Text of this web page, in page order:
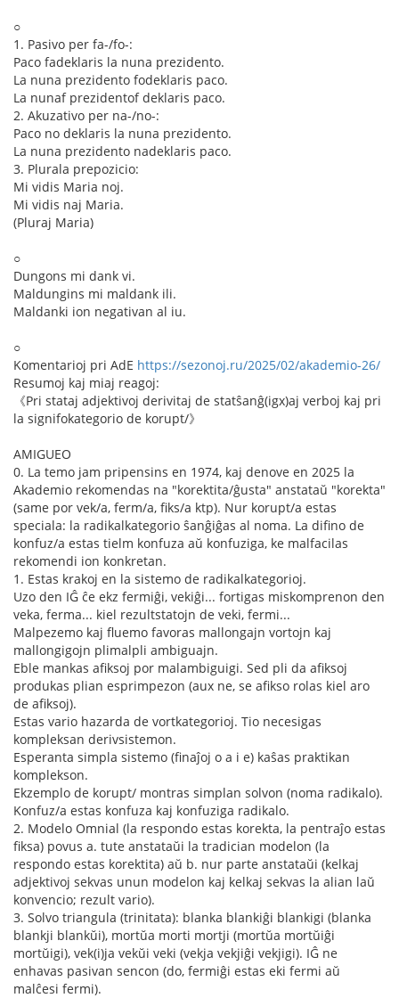
○
1. Pasivo per fa-/fo-:
Paco fadeklaris la nuna prezidento.
La nuna prezidento fodeklaris paco.
La nunaf prezidentof deklaris paco.
2. Akuzativo per na-/no-:
Paco no deklaris la nuna prezidento.
La nuna prezidento nadeklaris paco.
3. Plurala prepozicio:
Mi vidis Maria noj.
Mi vidis naj Maria.
(Pluraj Maria)
○
Dungons mi dank vi.
Maldungins mi maldank ili.
Maldanki ion negativan al iu.
○
Komentarioj pri AdE https://sezonoj.ru/2025/02/akademio-26/
Resumoj kaj miaj reagoj:
《Pri stataj adjektivoj derivitaj de statŝanĝ(igx)aj verboj kaj pri
la signifokategorio de korupt/》
AMIGUEO
0. La temo jam pripensins en 1974, kaj denove en 2025 la
Akademio rekomendas na "korektita/ĝusta" anstataŭ "korekta"
(same por vek/a, ferm/a, fiks/a ktp). Nur korupt/a estas
speciala: la radikalkategorio ŝanĝiĝas al noma. La difino de
konfuz/a estas tielm konfuza aŭ konfuziga, ke malfacilas
rekomendi ion konkretan.
1. Estas krakoj en la sistemo de radikalkategorioj.
Uzo den IĜ ĉe ekz fermiĝi, vekiĝi... fortigas miskomprenon den
veka, ferma... kiel rezultstatojn de veki, fermi...
Malpezemo kaj fluemo favoras mallongajn vortojn kaj
mallongigojn plimalpli ambiguajn.
Eble mankas afiksoj por malambiguigi. Sed pli da afiksoj
produkas plian esprimpezon (aux ne, se afikso rolas kiel aro
de afiksoj).
Estas vario hazarda de vortkategorioj. Tio necesigas
kompleksan derivsistemon.
Esperanta simpla sistemo (finaĵoj o a i e) kaŝas praktikan
komplekson.
Ekzemplo de korupt/ montras simplan solvon (noma radikalo).
Konfuz/a estas konfuza kaj konfuziga radikalo.
2. Modelo Omnial (la respondo estas korekta, la pentraĵo estas
fiksa) povus a. tute anstataŭi la tradician modelon (la
respondo estas korektita) aŭ b. nur parte anstataŭi (kelkaj
adjektivoj sekvas unun modelon kaj kelkaj sekvas la alian laŭ
konvencio; rezult vario).
3. Solvo triangula (trinitata): blanka blankiĝi blankigi (blanka
blankji blankŭi), mortŭa morti mortji (mortŭa mortŭiĝi
mortŭigi), vek(i)ja vekŭi veki (vekja vekjiĝi vekjigi). IĜ ne
enhavas pasivan sencon (do, fermiĝi estas eki fermi aŭ
malĉesi fermi).